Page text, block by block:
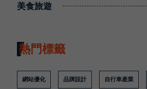
美食旅遊
熱門標籤
網站優化 品牌設計 自行車產業